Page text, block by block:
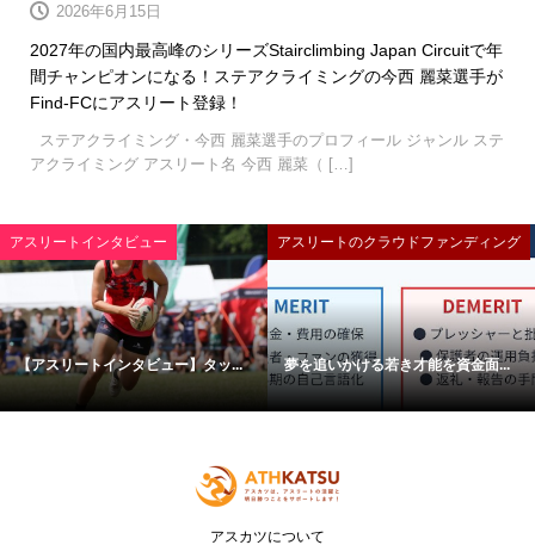
2027年の国内最高峰のシリーズStairclimbing Japan Circuitで年
間チャンピオンになる！ステアクライミングの今西 麗菜選手が
Find-FCにアスリート登録！
2026年6月15日
ステアクライミング・今西 麗菜選手のプロフィール ジャンル ステ
アクライミング アスリート名 今西 麗菜（ […]
アスリートインタビュー
【アスリートインタビュー】タッ...
アスリートのクラウドファンディング
夢を追いかける若き才能を資金面...
アスカツについて